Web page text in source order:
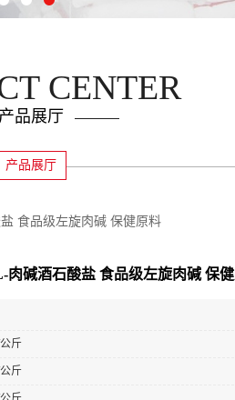
CENTER
产品展厅
产品展厅
食品级左旋肉碱 保健原料
肉碱酒石酸盐 食品级左旋肉碱 保
斤
斤